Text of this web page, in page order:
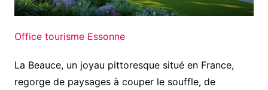
Office tourisme Essonne
La Beauce, un joyau pittoresque situé en France,
regorge de paysages à couper le souffle, de